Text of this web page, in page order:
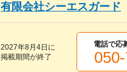
有限会社シーエスガード
2027年8月4日 に
掲載期間が終了
電話で応